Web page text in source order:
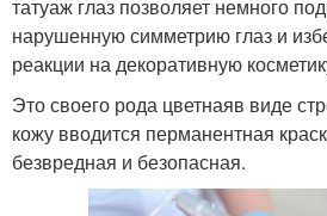
татуаж глаз позволяет немного
нарушенную симметрию глаз и
реакции на декоративную
Это своего рода цветнаяв виде
кожу вводится перманентная
безвредная и безопасная.